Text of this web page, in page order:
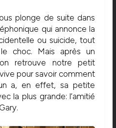
plonge de suite dans
qui annonce la
ou suicide, tout
choc. Mais après un
retrouve notre petit
pour savoir comment
a, en effet, sa petite
la plus grande: l’amitié